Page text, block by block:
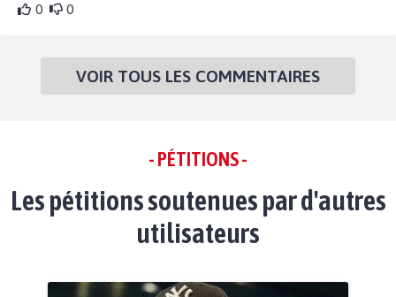
0 0
VOIR TOUS LES COMMENTAIRES
- PÉTITIONS -
Les pétitions soutenues par d'autres
utilisateurs